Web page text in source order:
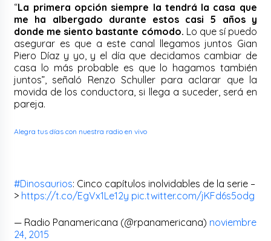
“La primera opción siempre la tendrá la casa que
me ha albergado durante estos casi 5 años y
donde me siento bastante cómodo. Lo que sí puedo
asegurar es que a este canal llegamos juntos Gian
Piero Díaz y yo, y el día que decidamos cambiar de
casa lo más probable es que lo hagamos también
juntos”, señaló Renzo Schuller para aclarar que la
movida de los conductora, si llega a suceder, será en
pareja.
Alegra tus días con nuestra radio en vivo
#Dinosaurios: Cinco capítulos inolvidables de la serie –
> https://t.co/EgVx1Le12y pic.twitter.com/jKFd6s5odg
— Radio Panamericana (@rpanamericana) noviembre
24, 2015